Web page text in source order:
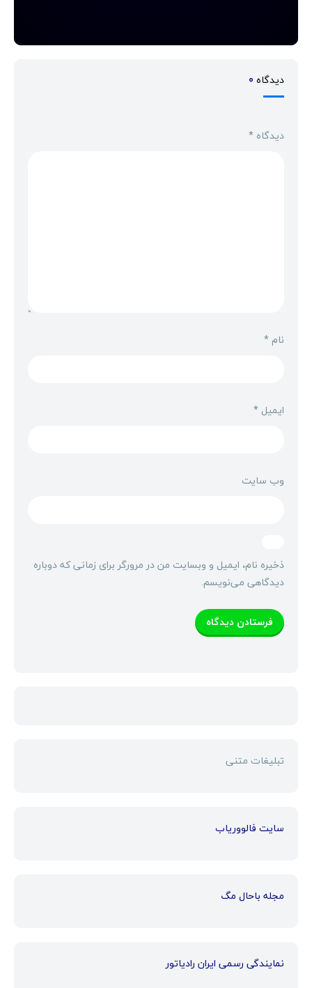
دیدگاه 0
دیدگاه *
نام*
ایمیل *
وب‌ سایت
ذخیره نام، ایمیل و وبسایت من در مرورگر برای زمانی که دوباره
دیدگاهی می‌نویسم.
تبلیغات متنی
سایت فالووریاب
مجله باحال مگ
نمایندگی رسمی ایران رادیاتور